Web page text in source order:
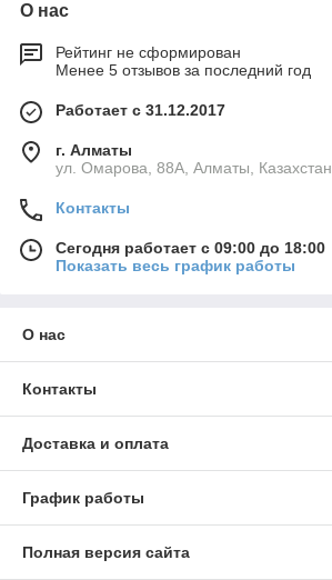
О нас
Рейтинг не сформирован
Менее 5 отзывов за последний год
Работает с 31.12.2017
г. Алматы
ул. Омарова, 88А, Алматы, Казахстан
Контакты
Сегодня работает с 09:00 до 18:00
Показать весь график работы
О нас
Контакты
Доставка и оплата
График работы
Полная версия сайта